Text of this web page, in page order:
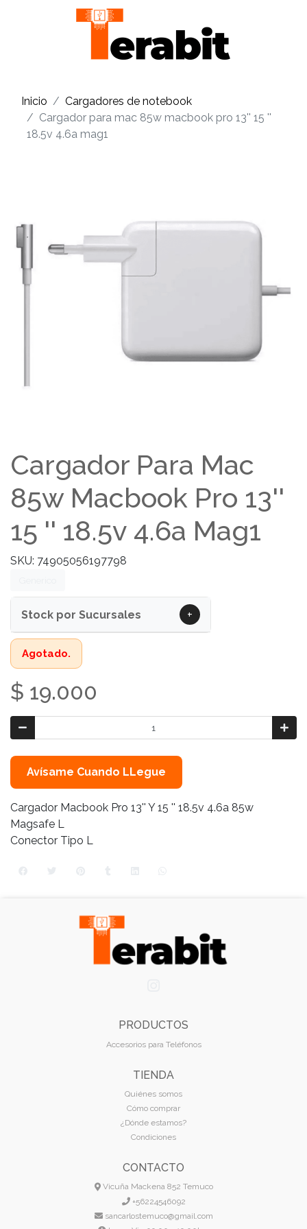
Inicio
Cargadores de notebook
Cargador para mac 85w macbook pro 13'' 15 ''
18.5v 4.6a mag1
Cargador Para Mac
85w Macbook Pro 13''
15 '' 18.5v 4.6a Mag1
SKU: 74905056197798
Stock por Sucursales +
Agotado.
$ 19.000
Avísame Cuando LLegue
Cargador Macbook Pro 13'' Y 15 '' 18.5v 4.6a 85w
Magsafe L
Conector Tipo L
PRODUCTOS
Accesorios para Teléfonos
TIENDA
Quiénes somos
Cómo comprar
¿Dónde estamos?
Condiciones
CONTACTO
Vicuña Mackena 852 Temuco
+56224546092
sancarlostemuco@gmail.com